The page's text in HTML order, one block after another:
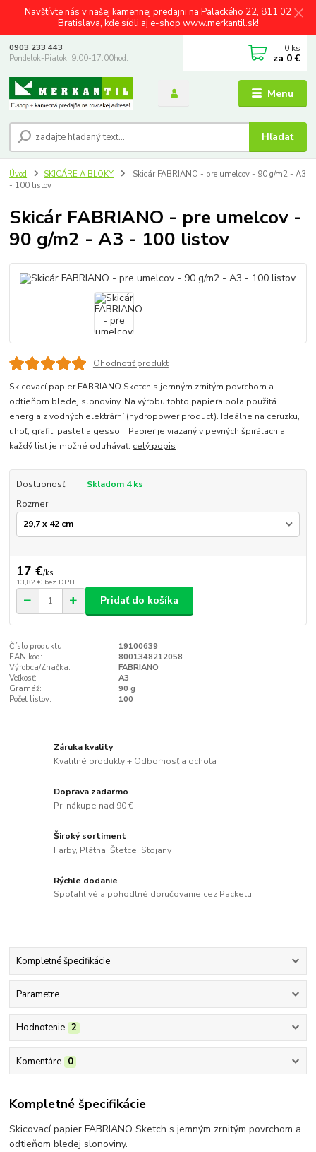
Navštívte nás v našej kamennej predajni na Palackého 22, 811 02
Bratislava, kde sídli aj e-shop www.merkantil.sk!
Menu
Hľadať
0903 233 443
Pondelok-Piatok: 9.00-17.00hod.
0 ks
za 0 €
Úvod SKICÁRE A BLOKY
Skicár FABRIANO - pre umelcov - 90 g/m2 - A3
- 100 listov
Skicár FABRIANO - pre umelcov -
90 g/m2 - A3 - 100 listov
Ohodnotiť produkt
Skicovací papier FABRIANO Sketch s jemným zrnitým povrchom a
odtieňom bledej slonoviny. Na výrobu tohto papiera bola použitá
energia z vodných elektrární (hydropower product). Ideálne na ceruzku,
uhoľ, grafit, pastel a gesso. Papier je viazaný v pevných špirálach a
každý list je možné odtrhávať. celý popis
Dostupnosť
Skladom 4 ks
Rozmer
17 €/ks
13,82 € bez DPH
Pridať do košíka
Číslo produktu:
19100639
EAN kód:
8001348212058
Výrobca/Značka:
FABRIANO
Veľkosť:
A3
Gramáž:
90 g
Počet listov:
100
Záruka kvality
Kvalitné produkty + Odbornosť a ochota
Doprava zadarmo
Pri nákupe nad 90 €
Široký sortiment
Farby, Plátna, Štetce, Stojany
Rýchle dodanie
Spoľahlivé a pohodlné doručovanie cez Packetu
Kompletné špecifikácie
Parametre
Hodnotenie 2
Komentáre 0
Kompletné špecifikácie
Skicovací papier FABRIANO Sketch s jemným zrnitým povrchom a
odtieňom bledej slonoviny.